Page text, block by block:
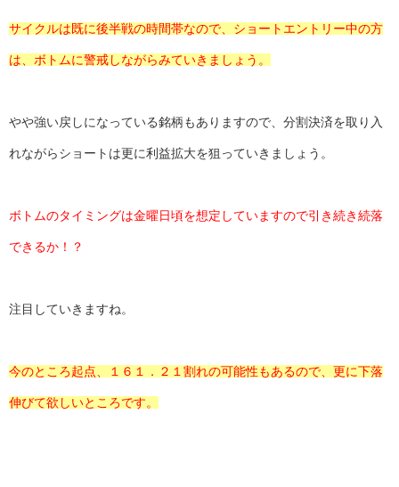
サイクルは既に後半戦の時間帯なので、ショートエントリー中の方
は、ボトムに警戒しながらみていきましょう。
やや強い戻しになっている銘柄もありますので、分割決済を取り入
れながらショートは更に利益拡大を狙っていきましょう。
ボトムのタイミングは金曜日頃を想定していますので引き続き続落
できるか！？
注目していきますね。
今のところ起点、１６１．２１割れの可能性もあるので、更に下落
伸びて欲しいところです。